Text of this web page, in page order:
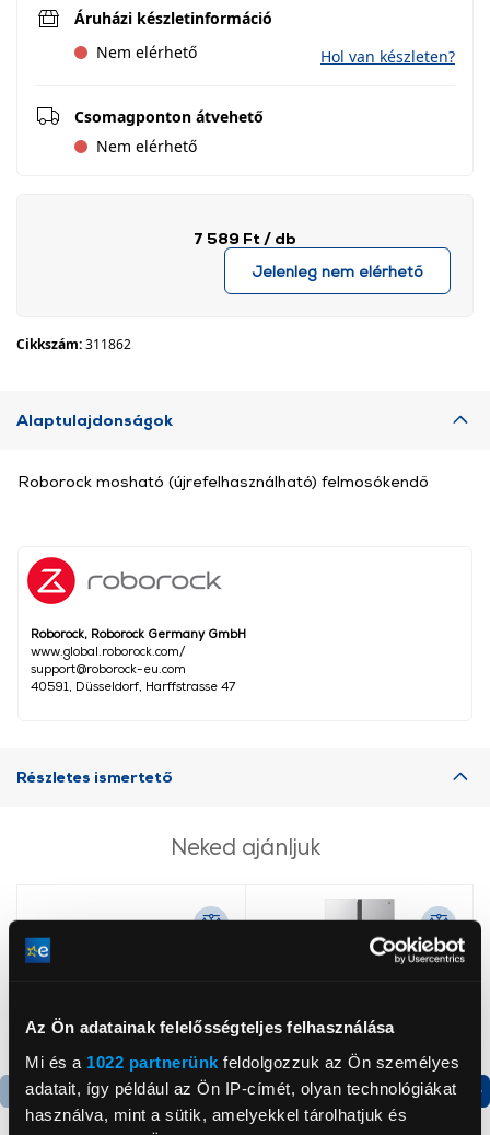
Az Ön adatainak felelősségteljes felhasználása
Mi és a 1022 partnerünk feldolgozzuk az Ön személyes
adatait, így például az Ön IP-címét, olyan technológiákat
használva, mint a sütik, amelyekkel tárolhatjuk és
Áruházi készletinformáció
Nem elérhető
Hol van készleten?
Csomagponton átvehető
Nem elérhető
7 589 Ft / db
Jelenleg nem elérhető
Cikkszám:311862
Alaptulajdonságok
Roborock, Roborock Germany GmbH
www.global.roborock.com/
support@roborock-eu.com
40591, Düsseldorf, Harffstrasse 47
Roborock mosható (újrefelhasználható) felmosókendő
Részletes ismertető
Neked ajánljuk
Termék adatlap